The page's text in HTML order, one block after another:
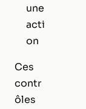
une
acti
on
Ces
contr
ôles